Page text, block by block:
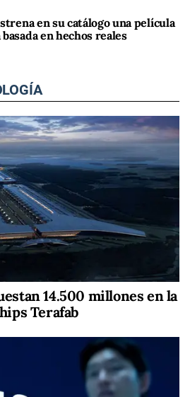
en su catálogo una película
en hechos reales
14.500 millones en la
Terafab